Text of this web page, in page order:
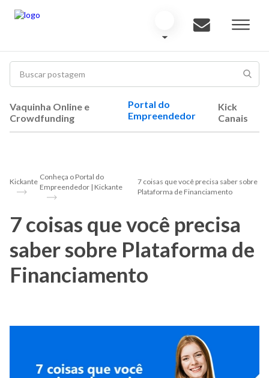
Vaquinha Online e
Crowdfunding
Portal do
Empreendedor
Kick
Canais
Kickante
Conheça o Portal do
Empreendedor | Kickante
7 coisas que você precisa saber sobre
Plataforma de Financiamento
7 coisas que você precisa
saber sobre Plataforma de
Financiamento